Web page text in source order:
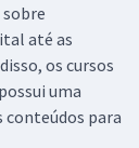
sobre
até as
os cursos
uma
conteúdos para